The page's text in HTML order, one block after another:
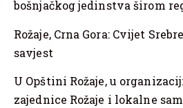
bošnjačkog jedinstva širom
Rožaje, Crna Gora: Cvijet
savjest
U Opštini Rožaje, u
zajednice Rožaje i lokalne